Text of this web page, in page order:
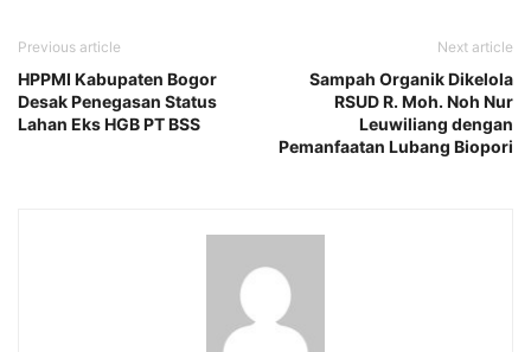
Previous article
HPPMI Kabupaten Bogor
Desak Penegasan Status
Lahan Eks HGB PT BSS
Next article
Sampah Organik Dikelola
RSUD R. Moh. Noh Nur
Leuwiliang dengan
Pemanfaatan Lubang Biopori